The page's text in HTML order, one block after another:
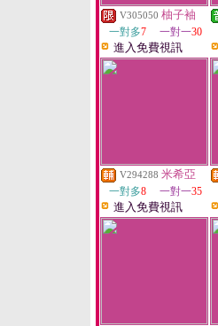
V305050 柚子袖
一對多7 一對一30
進入免費視訊
V294288 米希亞
一對多8 一對一35
進入免費視訊